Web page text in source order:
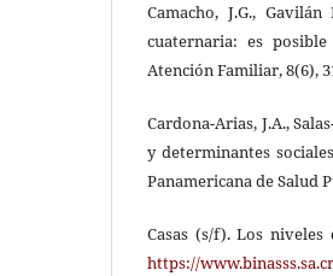
Camacho, J.G.,
cuaternaria: es
Atención Familiar, 8(6),
Cardona-Arias, J.A.,
y determinantes
Panamericana de Salud
Casas (s/f). Los
https://